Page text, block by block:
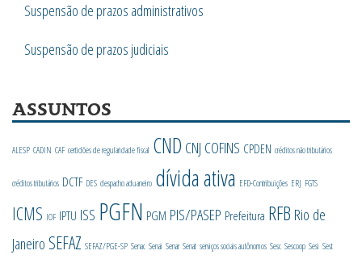
Suspensão de prazos administrativos
Suspensão de prazos judiciais
ASSUNTOS
ALESP CADIN CAF certidões de regularidade fiscal CND CNJ COFINS CPDEN créditos não tributários
créditos tributários DCTF DES despacho aduaneiro dívida ativa EFD-Contribuições ERJ FGTS
ICMS IOF IPTU ISS PGFN PGM PIS/PASEP Prefeitura RFB Rio de
Janeiro SEFAZ SEFAZ/PGE-SP Senac Senai Senar Senat serviços sociais autônomos Sesc Sescoop Sesi Sest